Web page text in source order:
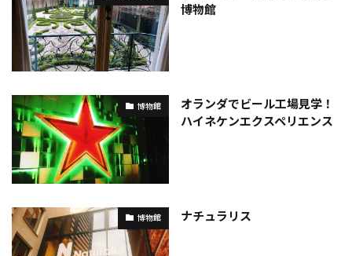
博物館
博物館
オランダでビール工場見学！
ハイネケンエクスペリエンス
博物館 ナチュラリス